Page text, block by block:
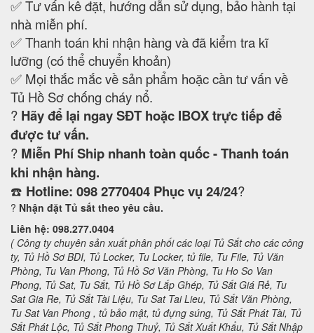
✅ Tư vấn kê đặt, hướng dẫn sử dụng, bảo hành tại
nhà miễn phí.
✅ Thanh toán khi nhận hàng và đã kiểm tra kĩ
lưỡng (có thể chuyển khoản)
✅ Mọi thắc mắc về sản phẩm hoặc cần tư vấn về
Tủ Hồ Sơ chống cháy nổ.
? Hãy để lại ngay SĐT hoặc IBOX trực tiếp để
được tư vấn.
? Miễn Phí Ship nhanh toàn quốc - Thanh toán
khi nhận hàng.
☎️ Hotline: 098 2770404 Phục vụ 24/24?
? Nhận đặt Tủ sắt theo yêu cầu.
Liên hệ: 098.277.0404
( Công ty chuyên sản xuất phân phối các loại Tủ Sắt cho các công
ty, Tủ Hồ Sơ BDI, Tủ Locker, Tu Locker, tủ file, Tu File, Tủ Văn
Phòng, Tu Van Phong, Tủ Hồ Sơ Văn Phòng, Tu Ho So Van
Phong, Tủ Sat, Tu Sắt, Tủ Hồ Sơ Lắp Ghép, Tủ Sắt Giá Rẻ, Tu
Sat Gia Re, Tủ Sắt Tài Liệu, Tu Sat Tai Lieu, Tủ Sắt Văn Phòng,
Tu Sat Van Phong , tủ bảo mật, tủ đựng súng, Tủ Sắt Phát Tài, Tủ
Sắt Phát Lộc, Tủ Sắt Phong Thuỷ, Tủ Sắt Xuất Khẩu, Tủ Sắt Nhập